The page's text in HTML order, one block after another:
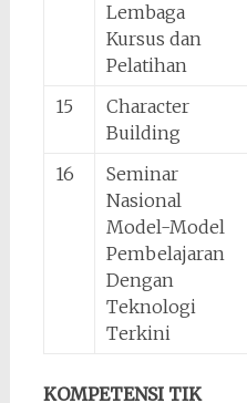
Lembaga
Kursus dan
Pelatihan
15
Character
Building
16
Seminar
Nasional
Model-Model
Pembelajaran
Dengan
Teknologi
Terkini
KOMPETENSI TIK